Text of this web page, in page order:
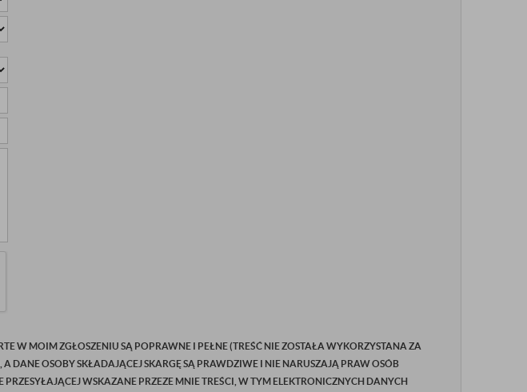
W MOIM ZGŁOSZENIU SĄ POPRAWNE I PEŁNE (TREŚĆ NIE ZOSTAŁA WYKORZYSTANA ZA
OSOBY SKŁADAJĄCEJ SKARGĘ SĄ PRAWDZIWE I NIE NARUSZAJĄ PRAW OSÓB
WSKAZANE PRZEZE MNIE TREŚCI, W TYM ELEKTRONICZNYCH DANYCH